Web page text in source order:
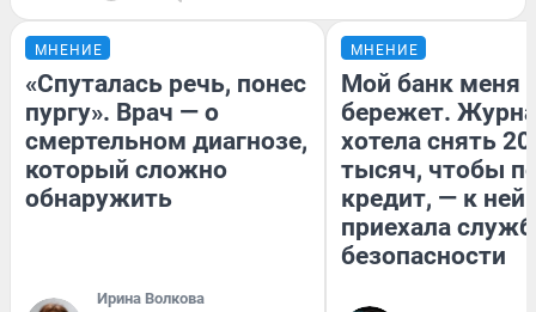
МНЕНИЕ
«Спуталась речь, понес
пургу». Врач — о
смертельном диагнозе,
который сложно
обнаружить
Ирина Волкова
МНЕНИЕ
Мой банк меня
бережет.
хотела снять
тысяч, чтобы
кредит, — к
приехала
безопасности